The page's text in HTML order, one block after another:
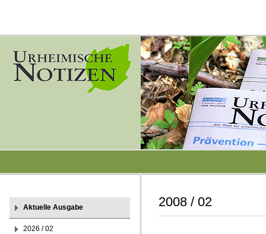
2008 / 02
Aktuelle Ausgabe
2026 / 02